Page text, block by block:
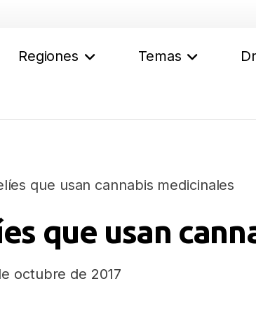
Regiones Temas
que usan cannabis medicinales
que usan
octubre de 2017